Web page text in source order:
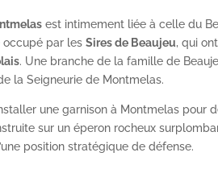
est intimement liée à celle du
occupé par lesSires de Beaujeu, qui ont
. Une branche de la famille de
la Seigneurie de Montmelas.
une garnison à Montmelas pour
sur un éperon rocheux
position stratégique de défense.